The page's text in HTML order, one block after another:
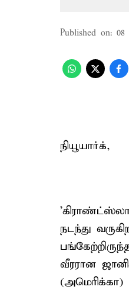
Published on: 08
நியூயார்க்,
நடந்து
வீரரான